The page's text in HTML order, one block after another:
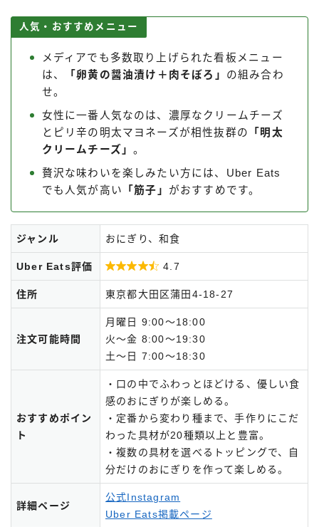
人気・おすすめメニュー
メディアでも多数取り上げられた看板メニュー
は、
「卵黄の醤油漬け＋肉そぼろ」 の組み合わ
せ。
女性に一番人気なのは、濃厚なクリームチーズ
とピリ辛の明太マヨネーズが相性抜群の
「明太
クリームチーズ」。
贅沢な味わいを楽しみたい方には、Uber Eats
でも人気が高い
「筋子」 がおすすめです。
ジャンル おにぎり、和食
Uber Eats評価  4.7
住所 東京都大田区蒲田4-18-27
注文可能時間
月曜日 9:00～18:00
火～金 8:00～19:30
土～日 7:00～18:30
おすすめポイン
ト
・口の中でふわっとほどける、優しい食
感のおにぎりが楽しめる。
・定番から変わり種まで、手作りにこだ
わった具材が20種類以上と豊富。
・複数の具材を選べるトッピングで、自
分だけのおにぎりを作って楽しめる。
詳細ページ
公式Instagram
Uber Eats掲載ページ